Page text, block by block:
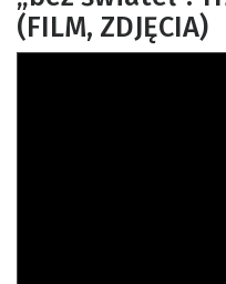
(FILM, ZDJĘCIA)